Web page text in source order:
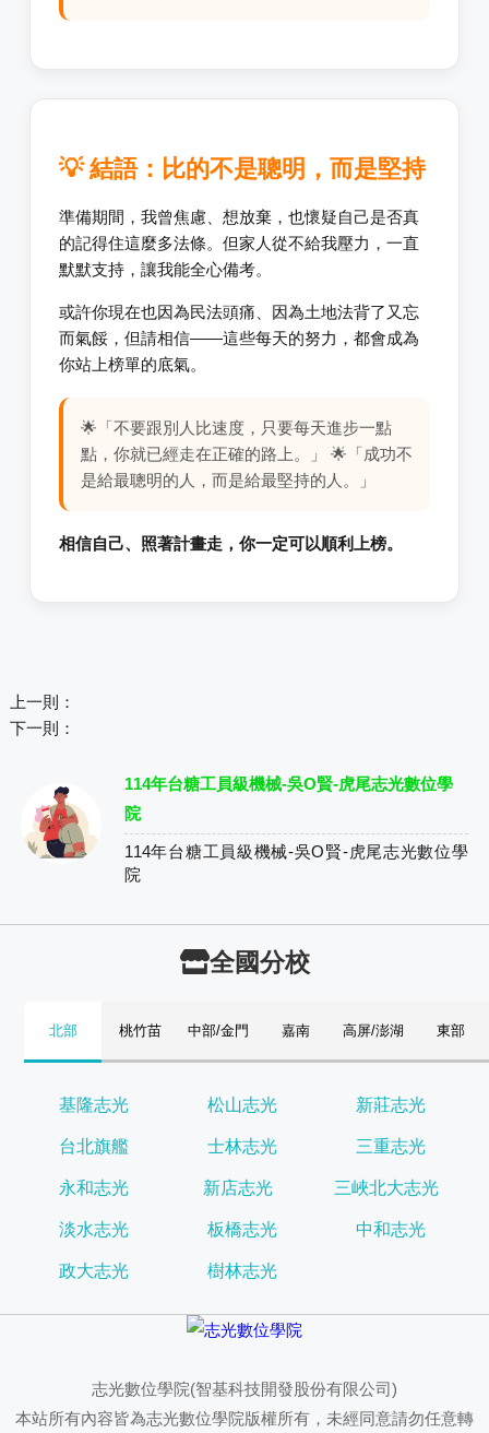
💡 結語：比的不是聰明，而是堅持
準備期間，我曾焦慮、想放棄，也懷疑自己是否真
的記得住這麼多法條。但家人從不給我壓力，一直
默默支持，讓我能全心備考。
或許你現在也因為民法頭痛、因為土地法背了又忘
而氣餒，但請相信——這些每天的努力，都會成為
你站上榜單的底氣。
🌟「不要跟別人比速度，只要每天進步一點
點，你就已經走在正確的路上。」 🌟「成功不
是給最聰明的人，而是給最堅持的人。」
相信自己、照著計畫走，你一定可以順利上榜。
上一則：
下一則：
114年台糖工員級機械-吳O賢-虎尾志光數位學
院
114年台糖工員級機械-吳O賢-虎尾志光數位學
院
全國分校
北部 桃竹苗 中部/金門 嘉南 高屏/澎湖 東部
基隆志光 松山志光 新莊志光
台北旗艦 士林志光 三重志光
永和志光 新店志光 三峽北大志光
淡水志光 板橋志光 中和志光
政大志光 樹林志光
志光數位學院(智基科技開發股份有限公司)
本站所有內容皆為志光數位學院版權所有，未經同意請勿任意轉